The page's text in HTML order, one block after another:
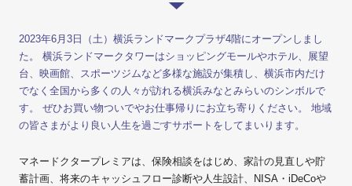
2023年6月3日（土）横浜ランドマークプラザ4階にオープンしまし
た。 横浜ランドマークタワーはショッピングモールやホテル、展望
台、映画館、スポーツジムなど多様な施設が集積し、横浜市内だけ
でなく全国から多くの人々が訪れる横浜みなとみらいのシンボルで
す。 ぜひお買い物ついでやお仕事帰りにお立ち寄りください。 地域
の皆さまがより良い人生を過ごすサポートをしてまいります。
マネードクタープレミアは、保険相談をはじめ、家計の見直しや貯
蓄計画、将来のキャッシュフロー診断や人生設計、NISA・iDeCoや